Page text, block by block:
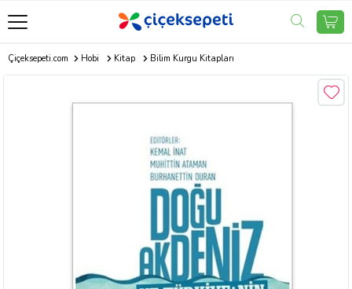
Çiçeksepeti.com Hobi Kitap Bilim Kurgu Kitapları